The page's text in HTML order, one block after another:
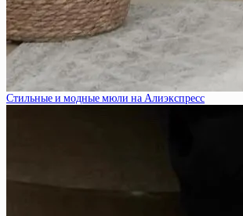
Стильные и модные мюли на Алиэкспресс